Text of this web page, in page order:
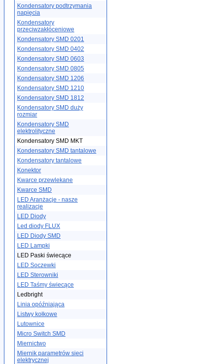
Kondensatory podtrzymania
napięcia
Kondensatory
przeciwzakłóceniowe
Kondensatory SMD 0201
Kondensatory SMD 0402
Kondensatory SMD 0603
Kondensatory SMD 0805
Kondensatory SMD 1206
Kondensatory SMD 1210
Kondensatory SMD 1812
Kondensatory SMD duży
rozmiar
Kondensatory SMD
elektrolityczne
Kondensatory SMD MKT
Kondensatory SMD tantalowe
Kondensatory tantalowe
Konektor
Kwarce przewlekane
Kwarce SMD
LED Aranżacje - nasze
realizacje
LED Diody
Led diody FLUX
LED Diody SMD
LED Lampki
LED Paski świecące
LED Soczewki
LED Sterowniki
LED Taśmy świecące
Ledbright
Linia opóźniająca
Listwy kołkowe
Lutownice
Micro Switch SMD
Miernictwo
Miernik parametrów sieci
elektrycznej